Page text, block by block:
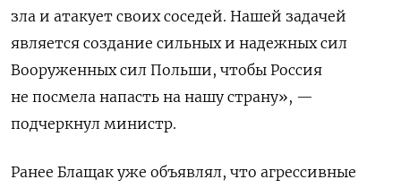
зла и атакует своих соседей. Нашей задачей
является создание сильных и надежных сил
Вооруженных сил Польши, чтобы Россия
не посмела напасть на нашу страну», —
подчеркнул министр.
Ранее Блащак уже объявлял, что агрессивные